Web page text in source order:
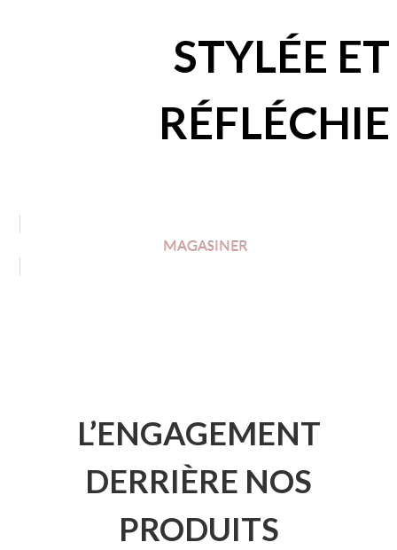
STYLÉE ET
RÉFLÉCHIE
MAGASINER
L’ENGAGEMENT
DERRIÈRE NOS
PRODUITS